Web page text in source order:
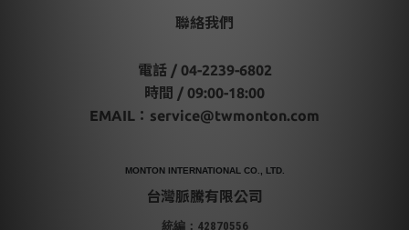
聯絡我們
電話 / 04-2239-6802
時間 / 09:00-18:00
EMAIL： service@twmonton.com
MONTON INTERNATIONAL CO., LTD.
台灣脈騰有限公司
統編：42870556